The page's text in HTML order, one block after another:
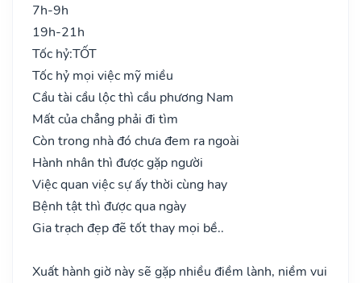
7h-9h
19h-21h
Tốc hỷ:TỐT
Tốc hỷ mọi việc mỹ miều
Cầu tài cầu lộc thì cầu phương Nam
Mất của chẳng phải đi tìm
Còn trong nhà đó chưa đem ra ngoài
Hành nhân thì được gặp người
Việc quan việc sự ấy thời cùng hay
Bệnh tật thì được qua ngày
Gia trạch đẹp đẽ tốt thay mọi bề..
Xuất hành giờ này sẽ gặp nhiều điềm lành, niềm vui